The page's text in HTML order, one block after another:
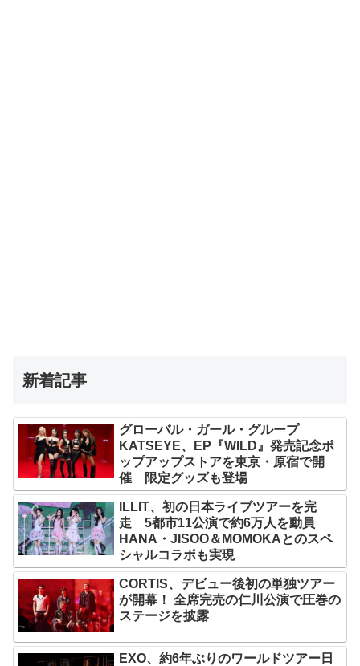
新着記事
グローバル・ガール・グループ
KATSEYE、EP『WILD』発売記念ポ
ップアップストアを東京・原宿で開
催 限定グッズも登場
ILLIT、初の日本ライブツアーを完
走 5都市11公演で約6万人を動員
HANA・JISOO＆MOMOKAとのスペ
シャルコラボも実現
CORTIS、デビュー後初の単独ツアー
が開幕！ 全席完売の仁川公演で圧巻の
ステージを披露
EXO、約6年ぶりのワールドツアー日